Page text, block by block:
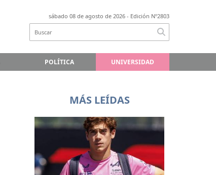
sábado 08 de agosto de 2026 - Edición Nº2803
POLÍTICA UNIVERSIDAD
MÁS LEÍDAS